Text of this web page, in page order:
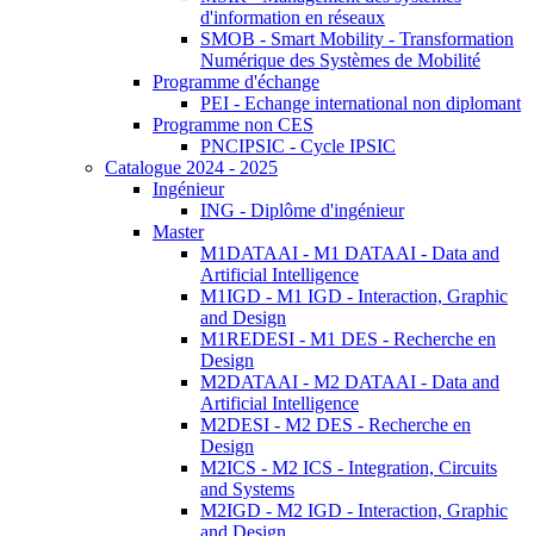
d'information en réseaux
SMOB - Smart Mobility - Transformation
Numérique des Systèmes de Mobilité
Programme d'échange
PEI - Echange international non diplomant
Programme non CES
PNCIPSIC - Cycle IPSIC
Catalogue 2024 - 2025
Ingénieur
ING - Diplôme d'ingénieur
Master
M1DATAAI - M1 DATAAI - Data and
Artificial Intelligence
M1IGD - M1 IGD - Interaction, Graphic
and Design
M1REDESI - M1 DES - Recherche en
Design
M2DATAAI - M2 DATAAI - Data and
Artificial Intelligence
M2DESI - M2 DES - Recherche en
Design
M2ICS - M2 ICS - Integration, Circuits
and Systems
M2IGD - M2 IGD - Interaction, Graphic
and Design